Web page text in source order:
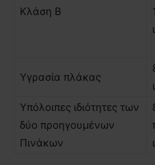
Κλάση Β
Υγρασία πλάκας
Υπόλοιπες ιδιότητες των
δύο προηγουµένων
Πινάκων